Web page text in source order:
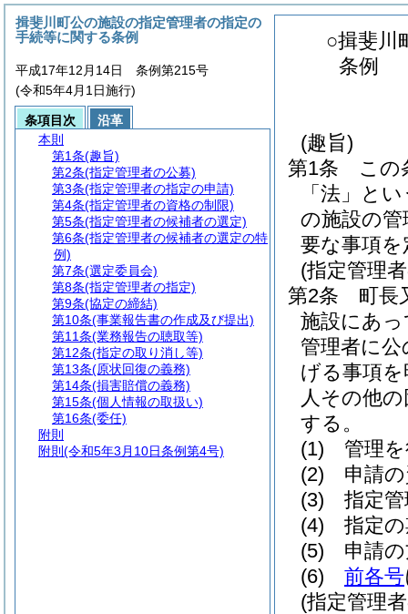
○揖斐川
条例
(趣旨)
第1条
この
「法」と
の施設の
要な事項
(指定管理
第2条
町長
施設にあ
管理者に
げる事項
人その他
する。
(1)
管理
(2)
申請
(3)
指定
(4)
指定
(5)
申請
(6)
前各号
(指定管理
揖斐川町公の施設の指定管理者の指定の
手続等に関する条例
平成17年12月14日 条例第215号
(令和5年4月1日施行)
条項目次
沿革
本則
第1条(趣旨)
第2条(指定管理者の公募)
第3条(指定管理者の指定の申請)
第4条(指定管理者の資格の制限)
第5条(指定管理者の候補者の選定)
第6条(指定管理者の候補者の選定の特
例)
第7条(選定委員会)
第8条(指定管理者の指定)
第9条(協定の締結)
第10条(事業報告書の作成及び提出)
第11条(業務報告の聴取等)
第12条(指定の取り消し等)
第13条(原状回復の義務)
第14条(損害賠償の義務)
第15条(個人情報の取扱い)
第16条(委任)
附則
附則 (令和5年3月10日条例第4号)